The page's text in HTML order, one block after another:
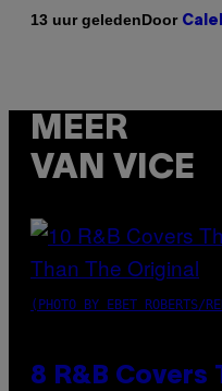
13 uur geledenDoor
MEER
VAN VICE
(PHOTO BY EBET ROBERTS/
8 R&B